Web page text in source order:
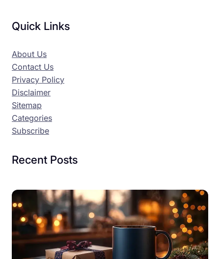
Quick Links
About Us
Contact Us
Privacy Policy
Disclaimer
Sitemap
Categories
Subscribe
Recent Posts